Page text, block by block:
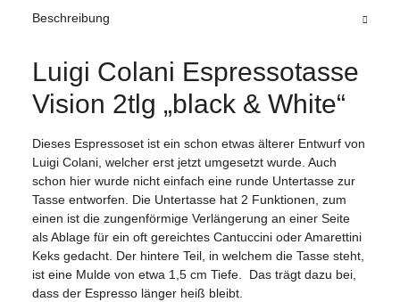
Beschreibung
Luigi Colani Espressotasse
Vision 2tlg „black & White“
Dieses Espressoset ist ein schon etwas älterer Entwurf von
Luigi Colani, welcher erst jetzt umgesetzt wurde. Auch
schon hier wurde nicht einfach eine runde Untertasse zur
Tasse entworfen. Die Untertasse hat 2 Funktionen, zum
einen ist die zungenförmige Verlängerung an einer Seite
als Ablage für ein oft gereichtes Cantuccini oder Amarettini
Keks gedacht. Der hintere Teil, in welchem die Tasse steht,
ist eine Mulde von etwa 1,5 cm Tiefe. Das trägt dazu bei,
dass der Espresso länger heiß bleibt.